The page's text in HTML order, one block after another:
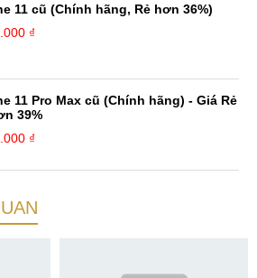
11 cũ (Chính hãng, Rẻ hơn 36%)
₫
11 Pro Max cũ (Chính hãng) - Giá Rẻ
39%
₫